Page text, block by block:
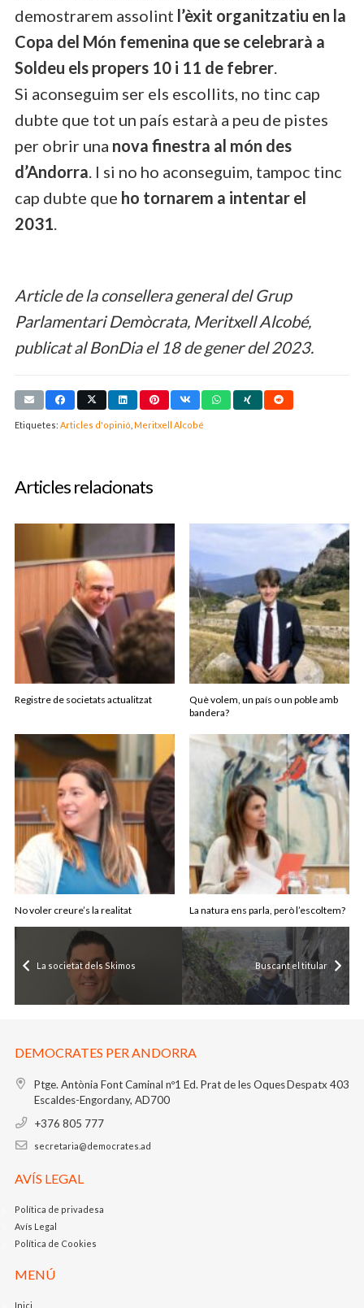
demostrarem assolint l’èxit organitzatiu en la
Copa del Món femenina que se celebrarà a
Soldeu els propers 10 i 11 de febrer.
Si aconseguim ser els escollits, no tinc cap
dubte que tot un país estarà a peu de pistes
per obrir una nova finestra al món des
d’Andorra. I si no ho aconseguim, tampoc tinc
cap dubte que ho tornarem a intentar el
2031.
Article de la consellera general del Grup
Parlamentari Demòcrata, Meritxell Alcobé,
publicat al BonDia el 18 de gener del 2023.
Etiquetes: Articles d'opinió Meritxell Alcobé
Articles relacionats
Registre de societats actualitzat
Què volem, un país o un poble amb
bandera?
No voler creure’s la realitat La natura ens parla, però l’escoltem?
La societat dels Skimos Buscant el titular
DEMOCRATES PER ANDORRA
Ptge. Antònia Font Caminal nº1 Ed. Prat de les OquesDespatx 403
Escaldes-Engordany, AD700
+376 805 777
secretaria@democrates.ad
AVÍS LEGAL
Política de privadesa
Avís Legal
Política de Cookies
MENÚ
Inici